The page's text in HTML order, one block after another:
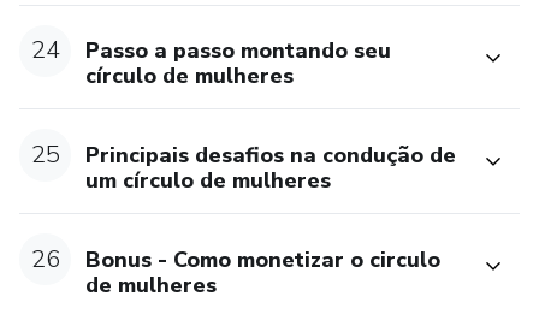
24
Passo a passo montando seu
círculo de mulheres
25
Principais desafios na condução de
um círculo de mulheres
26
Bonus - Como monetizar o circulo
de mulheres